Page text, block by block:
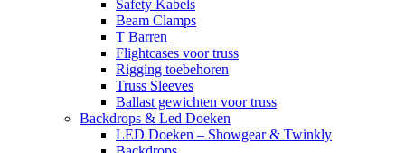
Safety Kabels
Beam Clamps
T Barren
Flightcases voor truss
Rigging toebehoren
Truss Sleeves
Ballast gewichten voor truss
Backdrops & Led Doeken
LED Doeken – Showgear & Twinkly